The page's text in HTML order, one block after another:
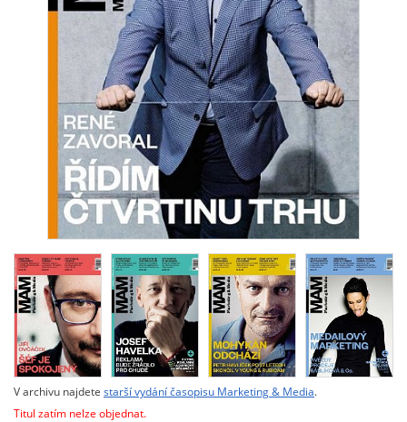
V archivu najdete starší vydání časopisu Marketing & Media.
Titul zatím nelze objednat.